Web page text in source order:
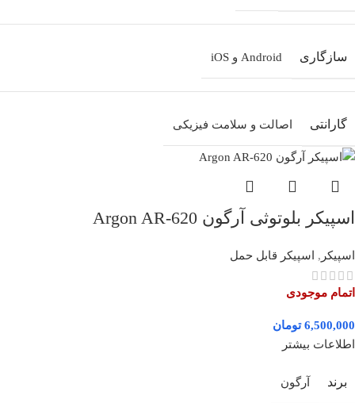
سازگاری Android و iOS
گارانتی اصالت و سلامت فیزیکی
اسپیکر بلوتوثی آرگون Argon AR-620
اسپیکر , اسپیکر قابل حمل
اتمام موجودی
تومان
اطلاعات بیشتر
برند آرگون